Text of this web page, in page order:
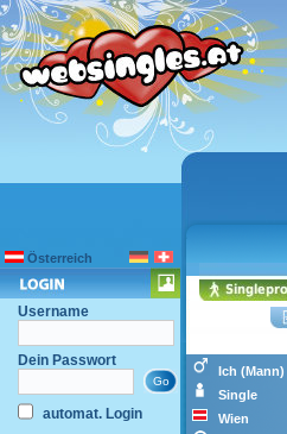
Österreich
Username
Dein Passwort
automat. Login
Ich
Single
Wien